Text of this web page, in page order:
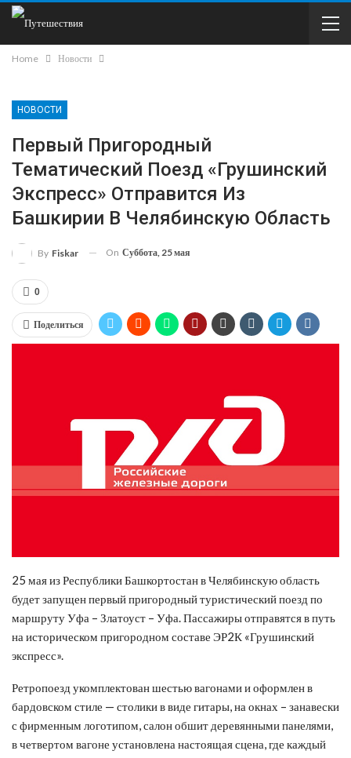
Home Новости
НОВОСТИ
Первый Пригородный
Тематический Поезд «Грушинский
Экспресс» Отправится Из
Башкирии В Челябинскую Область
By Fiskar On Суббота, 25 мая
0
Поделиться
25 мая из Республики Башкортостан в Челябинскую область
будет запущен первый пригородный туристический поезд по
маршруту Уфа – Златоуст – Уфа. Пассажиры отправятся в путь
на историческом пригородном составе ЭР2К «Грушинский
экспресс».
Ретропоезд укомплектован шестью вагонами и оформлен в
бардовском стиле — столики в виде гитары, на окнах – занавески
с фирменным логотипом, салон обшит деревянными панелями,
в четвертом вагоне установлена настоящая сцена, где каждый